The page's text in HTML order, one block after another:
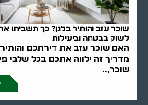
שוכר עזב והותיר בלגן? כך תשביתו
לשוק בבטחה וביעילות
האם שוכר עזב את דירתכם והותיר
מדריך זה ילווה אתכם בכל שלבי
שוכר,..